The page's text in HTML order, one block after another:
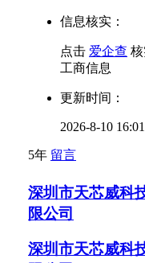
信息核实：
点击 爱企查
工商信息
更新时间：
2026-8-10
5年 留言
深圳市天芯威科
限公司
深圳市天芯威科